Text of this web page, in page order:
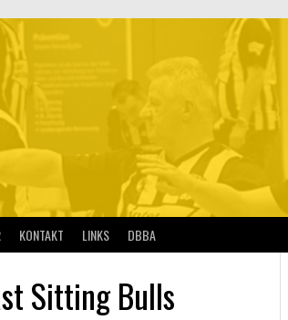
KONTAKT LINKS DBBA
Sitting Bulls